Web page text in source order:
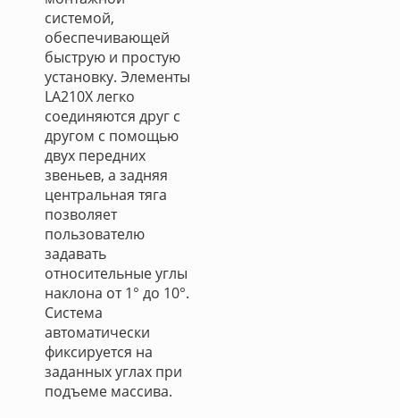
системой,
обеспечивающей
быструю и простую
установку. Элементы
LA210X легко
соединяются друг с
другом с помощью
двух передних
звеньев, а задняя
центральная тяга
позволяет
пользователю
задавать
относительные углы
наклона от 1° до 10°.
Система
автоматически
фиксируется на
заданных углах при
подъеме массива.